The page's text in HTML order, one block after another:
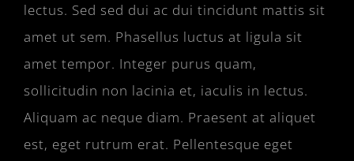
lectus. Sed sed dui ac dui tincidunt mattis sit
amet ut sem. Phasellus luctus at ligula sit
amet tempor. Integer purus quam,
sollicitudin non lacinia et, iaculis in lectus.
Aliquam ac neque diam. Praesent at aliquet
est, eget rutrum erat. Pellentesque eget